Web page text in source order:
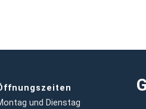
und Dienstag